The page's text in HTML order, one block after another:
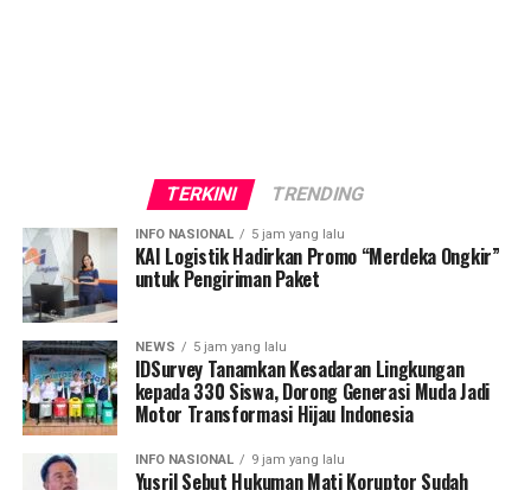
TERKINI TRENDING
INFO NASIONAL 5 jam yang lalu
KAI Logistik Hadirkan Promo “Merdeka Ongkir”
untuk Pengiriman Paket
NEWS 5 jam yang lalu
IDSurvey Tanamkan Kesadaran Lingkungan
kepada 330 Siswa, Dorong Generasi Muda Jadi
Motor Transformasi Hijau Indonesia
INFO NASIONAL 9 jam yang lalu
Yusril Sebut Hukuman Mati Koruptor Sudah